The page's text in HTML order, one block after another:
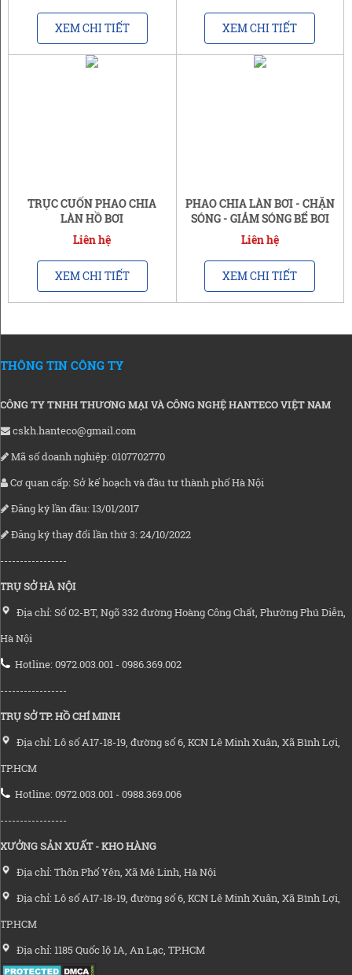
XEM CHI TIẾT XEM CHI TIẾT
TRỤC CUỐN PHAO CHIA
LÀN HỒ BƠI
Liên hệ
XEM CHI TIẾT
PHAO CHIA LÀN BƠI - CHẶN
SÓNG - GIẢM SÓNG BỂ BƠI
Liên hệ
XEM CHI TIẾT
THÔNG TIN CÔNG TY
CÔNG TY TNHH THƯƠNG MẠI VÀ CÔNG NGHỆ HANTECO VIỆT NAM
cskh.hanteco@gmail.com
Mã số doanh nghiệp: 0107702770
Cơ quan cấp: Sở kế hoạch và đầu tư thành phố Hà Nội
Đăng ký lần đầu: 13/01/2017
Đăng ký thay đổi lần thứ 3: 24/10/2022
-----------------
TRỤ SỞ HÀ NỘI
Địa chỉ: Số 02-BT, Ngõ 332 đường Hoàng Công Chất, Phường Phú Diễn,
Hà Nội
Hotline: 0972.003.001 - 0986.369.002
-----------------
TRỤ SỞ TP. HỒ CHÍ MINH
Địa chỉ: Lô số A17-18-19, đường số 6, KCN Lê Minh Xuân, Xã Bình Lợi,
TP.HCM
Hotline: 0972.003.001 - 0988.369.006
-----------------
XƯỞNG SẢN XUẤT - KHO HÀNG
Địa chỉ: Thôn Phố Yên, Xã Mê Linh, Hà Nội
Địa chỉ: Lô số A17-18-19, đường số 6, KCN Lê Minh Xuân, Xã Bình Lợi,
TP.HCM
Địa chỉ: 1185 Quốc lộ 1A, An Lạc, TP.HCM